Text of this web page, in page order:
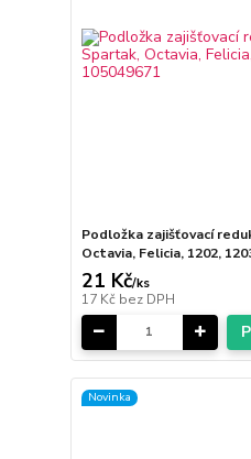
Podložka zajišťovací
Octavia, Felicia, 1202,
21 Kč/ks
17 Kč bez DPH
Novinka